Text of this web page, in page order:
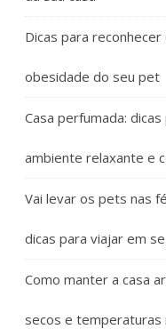
Dicas para
obesidade do seu pet
Casa perfumada:
ambiente relaxante e
Vai levar os pets nas
dicas para viajar em
Como manter a casa
secos e temperaturas